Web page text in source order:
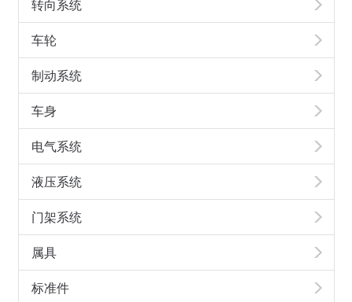
转向系统
车轮
制动系统
车身
电气系统
液压系统
门架系统
属具
标准件